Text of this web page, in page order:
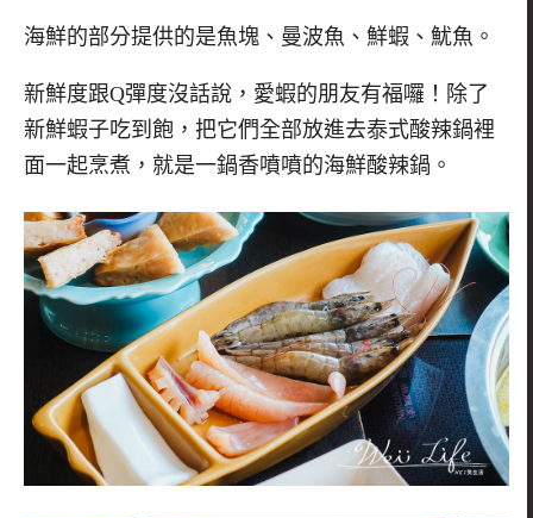
海鮮的部分提供的是魚塊、曼波魚、鮮蝦、魷魚。
新鮮度跟Q彈度沒話說，愛蝦的朋友有福囉！除了
新鮮蝦子吃到飽，把它們全部放進去泰式酸辣鍋裡
面一起烹煮，就是一鍋香噴噴的海鮮酸辣鍋。